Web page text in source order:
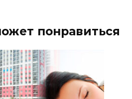
понравиться